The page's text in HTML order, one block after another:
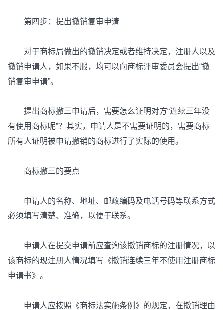
第四步：提出撤销复审申请
对于商标局做出的撤销决定或者维持决定，注册人以及
撤销申请人，如果不服，均可以向商标评审委员会提出“撤
销复审申请”。
提出商标撤三申请后，需要怎么证明对方“连续三年没
有使用商标呢”？其实，申请人是不需要证明的，需要商标
所有人证明被申请撤销的商标进行了实际的使用。
商标撤三的要点
申请人的名称、地址、邮政编码及电话号码等联系方式
必须填写清楚、准确，以便于联系。
申请人在提交申请前应查询该撤销商标的注册情况，以
该商标的现注册人情况填写《撤销连续三年不使用注册商标
申请书》。
申请人应按照《商标法实施条例》的规定，在撤销理由